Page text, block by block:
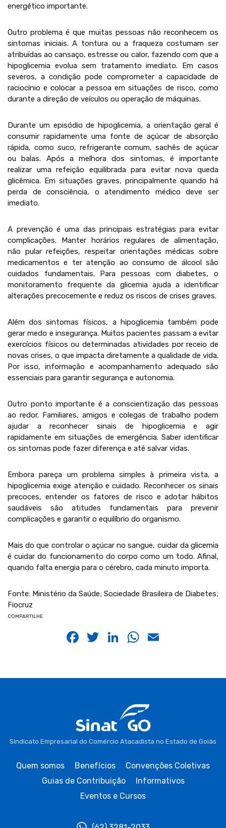
energético importante.
Outro problema é que muitas pessoas não reconhecem os
sintomas iniciais. A tontura ou a fraqueza costumam ser
atribuídas ao cansaço, estresse ou calor, fazendo com que a
hipoglicemia evolua sem tratamento imediato. Em casos
severos, a condição pode comprometer a capacidade de
raciocínio e colocar a pessoa em situações de risco, como
durante a direção de veículos ou operação de máquinas.
Durante um episódio de hipoglicemia, a orientação geral é
consumir rapidamente uma fonte de açúcar de absorção
rápida, como suco, refrigerante comum, sachês de açúcar
ou balas. Após a melhora dos sintomas, é importante
realizar uma refeição equilibrada para evitar nova queda
glicêmica. Em situações graves, principalmente quando há
perda de consciência, o atendimento médico deve ser
imediato.
A prevenção é uma das principais estratégias para evitar
complicações. Manter horários regulares de alimentação,
não pular refeições, respeitar orientações médicas sobre
medicamentos e ter atenção ao consumo de álcool são
cuidados fundamentais. Para pessoas com diabetes, o
monitoramento frequente da glicemia ajuda a identificar
alterações precocemente e reduz os riscos de crises graves.
Além dos sintomas físicos, a hipoglicemia também pode
gerar medo e insegurança. Muitos pacientes passam a evitar
exercícios físicos ou determinadas atividades por receio de
novas crises, o que impacta diretamente a qualidade de vida.
Por isso, informação e acompanhamento adequado são
essenciais para garantir segurança e autonomia.
Outro ponto importante é a conscientização das pessoas
ao redor. Familiares, amigos e colegas de trabalho podem
ajudar a reconhecer sinais de hipoglicemia e agir
rapidamente em situações de emergência. Saber identificar
os sintomas pode fazer diferença e até salvar vidas.
Embora pareça um problema simples à primeira vista, a
hipoglicemia exige atenção e cuidado. Reconhecer os sinais
precoces, entender os fatores de risco e adotar hábitos
saudáveis são atitudes fundamentais para prevenir
complicações e garantir o equilíbrio do organismo.
Mais do que controlar o açúcar no sangue, cuidar da glicemia
é cuidar do funcionamento do corpo como um todo. Afinal,
quando falta energia para o cérebro, cada minuto importa.
Fonte: Ministério da Saúde; Sociedade Brasileira de Diabetes;
Fiocruz
COMPARTILHE
Facebook
Twitter
LinkedIn
WhatsApp
Sindicato Empresarial do Comércio Atacadista no Estado de Goiás
Quem somos Benefícios
Convenções Coletivas
Guias de Contribuição
Informativos
Eventos e Cursos